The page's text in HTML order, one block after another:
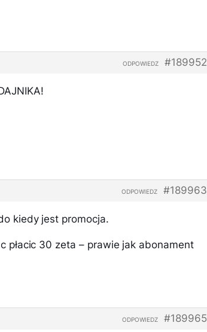
#189952
ODPOWIEDZ
#189963
ODPOWIEDZ
kiedy jest promocja.
płacic 30 zeta – prawie jak abonament
#189965
ODPOWIEDZ